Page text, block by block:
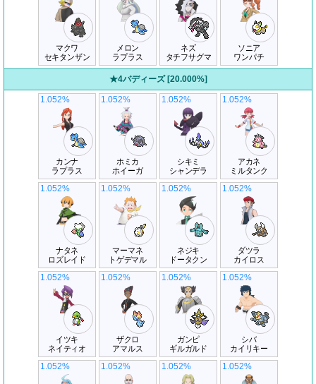
マクワ
セキタンザン
メロン
ラプラス
ネズ
タチフサグマ
ソニア
ワンパチ
★4バディーズ [20.000%]
カンナ
ラプラス
1.052%
ホミカ
ホイーガ
1.052%
シキミ
シャンデラ
1.052%
アカネ
ミルタンク
1.052%
ナタネ
ロズレイド
1.052%
マーマネ
トゲデマル
1.052%
ネジキ
ドータクン
1.052%
ダツラ
カイロス
1.052%
イツキ
ネイティオ
1.052%
ザクロ
アマルス
1.052%
ガンピ
ギルガルド
1.052%
シバ
カイリキー
1.052%
1.052% 1.052% 1.052% 1.052%